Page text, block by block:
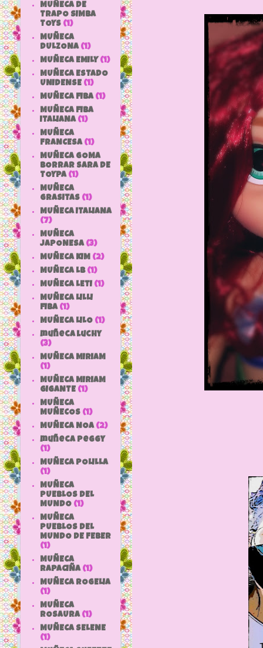
MUÑECA DE
TRAPO SIMBA
TOYS (1)
MUÑECA
DULZONA (1)
MUÑECA EMILY (1)
MUÑECA ESTADO
UNIDENSE (1)
MUÑECA FIBA (1)
MUÑECA FIBA
ITALIANA (1)
MUÑECA
FRANCESA (1)
MUÑECA GOMA
BORRAR SARA DE
TOYPA (1)
MUÑECA
GRASITAS (1)
MUÑECA ITALIANA
(7)
MUÑECA
JAPONESA (3)
MUÑECA KIM (2)
MUÑECA LB (1)
MUÑECA LETI (1)
MUÑECA LILLI
FIBA (1)
MUÑECA LILO (1)
muñeca luchy
(3)
MUÑECA MIRIAM
(1)
MUÑECA MIRIAM
GIGANTE (1)
MUÑECA
MUÑECOS (1)
MUÑECA NOA (2)
muñeca peggy
(1)
MUÑECA POLILLA
(1)
MUÑECA
PUEBLOS DEL
MUNDO (1)
MUÑECA
PUEBLOS DEL
MUNDO DE FEBER
(1)
MUÑECA
RAPACIÑA (1)
MUÑECA ROGELIA
(1)
MUÑECA
ROSAURA (1)
MUÑECA SELENE
(1)